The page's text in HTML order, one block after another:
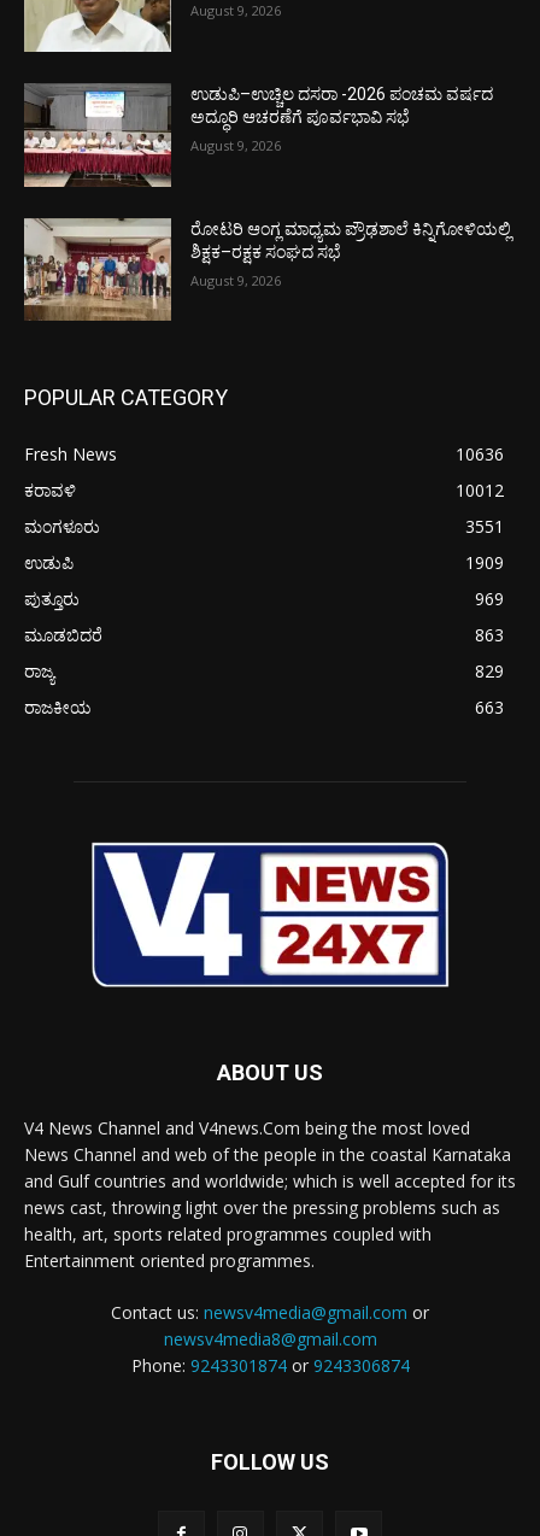
August 9, 2026
ಉಡುಪಿ–ಉಚ್ಚಿಲ ದಸರಾ -2026 ಪಂಚಮ ವರ್ಷದ
ಅದ್ಧೂರಿ ಆಚರಣೆಗೆ ಪೂರ್ವಭಾವಿ ಸಭೆ
August 9, 2026
ರೋಟರಿ ಆಂಗ್ಲ ಮಾಧ್ಯಮ ಪ್ರೌಢಶಾಲೆ ಕಿನ್ನಿಗೋಳಿಯಲ್ಲಿ
ಶಿಕ್ಷಕ–ರಕ್ಷಕ ಸಂಘದ ಸಭೆ
August 9, 2026
POPULAR CATEGORY
Fresh News
10636
ಕರಾವಳಿ
10012
ಮಂಗಳೂರು
3551
ಉಡುಪಿ
1909
ಪುತ್ತೂರು
969
ಮೂಡಬಿದರೆ
863
ರಾಜ್ಯ
829
ರಾಜಕೀಯ
663
ABOUT US
V4 News Channel and V4news.Com being the most loved
News Channel and web of the people in the coastal Karnataka
and Gulf countries and worldwide; which is well accepted for its
news cast, throwing light over the pressing problems such as
health, art, sports related programmes coupled with
Entertainment oriented programmes.
Contact us: newsv4media@gmail.com or
newsv4media8@gmail.com
Phone: 9243301874or 9243306874
FOLLOW US